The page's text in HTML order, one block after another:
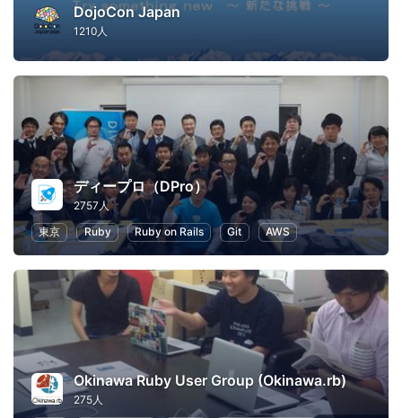
DojoCon Japan
1210人
ディープロ（DPro）
2757人
東京
Ruby Ruby on Rails Git AWS
Okinawa Ruby User Group (Okinawa.rb)
275人